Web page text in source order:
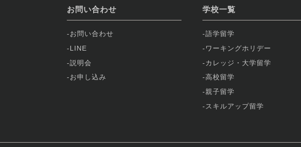
お問い合わせ
お問い合わせ
LINE
説明会
お申し込み
学校一覧
語学留学
ワーキングホリデー
カレッジ・大学留学
高校留学
親子留学
スキルアップ留学